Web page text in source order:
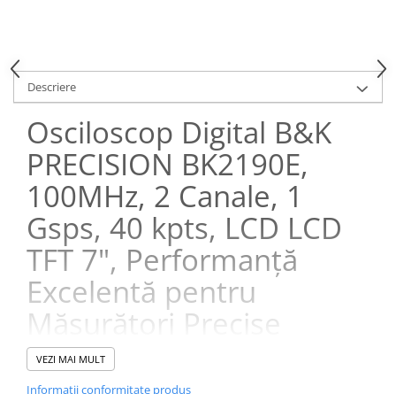
Descriere
Osciloscop Digital B&K
PRECISION BK2190E,
100MHz, 2 Canale, 1
Gsps, 40 kpts, LCD LCD
TFT 7", Performanță
Excelentă pentru
Măsurători Precise
Este un instrument de măsură esențial pentru profesioniștii din
domeniul electronicii, inginerie și cercetare. Conceput pentru a
oferi performanțe excepționale în testarea semnalelor electrice,
VEZI MAI MULT
Informatii conformitate produs